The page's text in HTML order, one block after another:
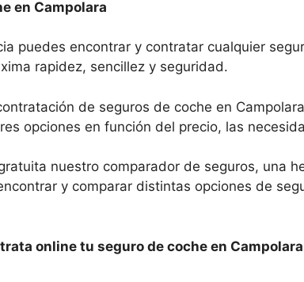
en Campolara
puedes encontrar y contratar cualquier
rapidez, sencillez y seguridad.
de seguros de coche en
opciones en función del precio, las
nuestro comparador de seguros, una
y comparar distintas opciones de
online tu seguro de coche en